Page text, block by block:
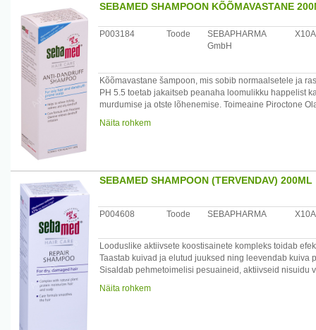
Koostis: Aqua, Cocamidopropyl Betaine, Disodium
Piroctone Olamine, Menthol, Hexyl Nicotinate,
Parfum, Phenoxyethanol, Sodium Benzoate.
Päritolumaa: Saksamaa
Maaletooja: Medior Marketing OÜ, Pikk 14, 51013
SEBAMED SHAMPOON KÕÕMAVASTANE
P003184 Toode
SEBAPHARMA
GmbH
Kõõmavastane šampoon, mis sobib normaalsetele ja
PH 5.5 toetab jakaitseb peanaha loomulikku happelist
murdumise ja otste lõhenemise. Toimeaine Piroctone
Pehmetoimelised pesuained puhastavad peanaha ja
Koostis: Aqua, Sodium Laureth Sulfate, Lauryl
Chloride, Sodium Lactate, Hydroxypropyl Oxidized
Maaletooja: Medior Marketing OÜ, Pikk 14, 51013
Näita rohkem
SEBAMED SHAMPOON (TERVENDAV) 200ML
P004608 Toode SEBAPHARMA
Looduslike aktiivsete koostisainete kompleks toidab
Taastab kuivad ja elutud juuksed ning leevendab kuiva
Sisaldab pehmetoimelisi pesuaineid, aktiivseid nisuidu
elastsuse. PH-tase 5.5 tagab naha loomuliku
Näita rohkem